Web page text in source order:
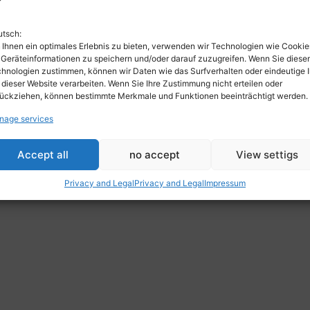
Ihnen ein optimales Erlebnis zu bieten, verwenden wir Technologien wie
Geräteinformationen zu speichern und/oder darauf zuzugreifen. Wenn Sie
zustimmen, können wir Daten wie das Surfverhalten oder eindeutige
Website verarbeiten. Wenn Sie Ihre Zustimmung nicht erteilen oder
können bestimmte Merkmale und Funktionen beeinträchtigt werden.
services
Accept all no accept View settigs
Privacy and LegalPrivacy and LegalImpressum